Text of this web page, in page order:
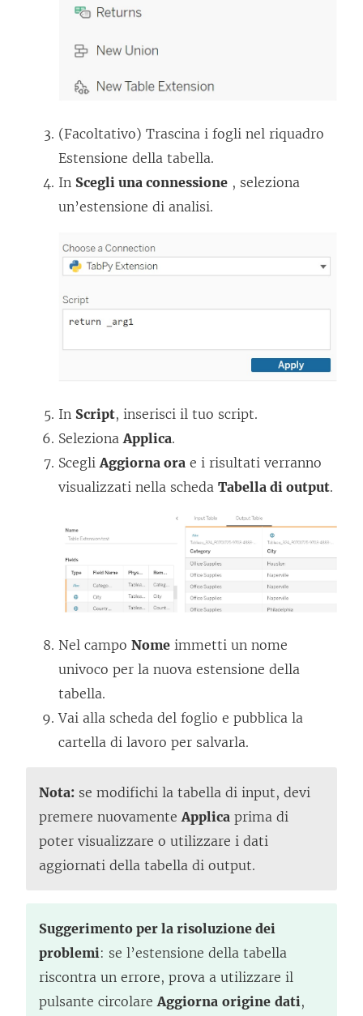
(Facoltativo) Trascina i fogli nel riquadro
Estensione della tabella.
In Scegli una connessione , seleziona
un’estensione di analisi.
In Script, inserisci il tuo script.
Seleziona Applica.
Scegli Aggiorna ora e i risultati verranno
visualizzati nella scheda Tabella di output.
Nel campo Nome immetti un nome
univoco per la nuova estensione della
tabella.
Vai alla scheda del foglio e pubblica la
cartella di lavoro per salvarla.
Nota: se modifichi la tabella di input, devi
premere nuovamente Applica prima di
poter visualizzare o utilizzare i dati
aggiornati della tabella di output.
Suggerimento per la risoluzione dei
problemi: se l’estensione della tabella
riscontra un errore, prova a utilizzare il
pulsante circolare Aggiorna origine dati,